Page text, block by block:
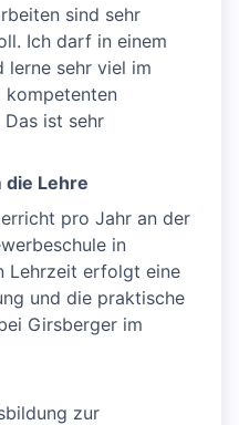
sind sehr
Ich darf in einem
lerne sehr viel im
kompetenten
Das ist sehr
Lehre
pro Jahr an der
in
Lehrzeit erfolgt eine
und die praktische
Girsberger im
zur